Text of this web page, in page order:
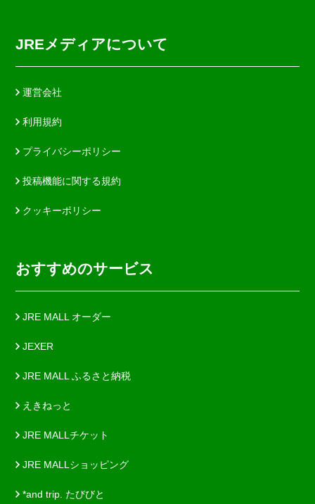
JREメディアについて
運営会社
利用規約
プライバシーポリシー
投稿機能に関する規約
クッキーポリシー
おすすめのサービス
JRE MALL オーダー
JEXER
JRE MALL ふるさと納税
えきねっと
JRE MALLチケット
JRE MALLショッピング
*and trip. たびびと